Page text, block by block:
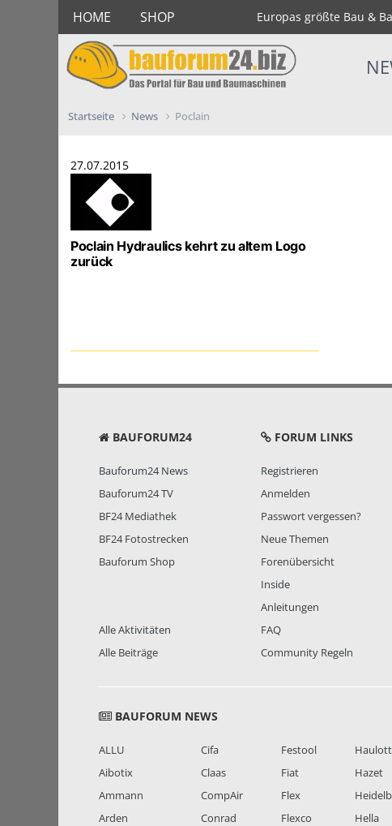
HOME SHOP Europas größte Bau &
Startseite News Poclain
27.07.2015
Poclain Hydraulics kehrt zu altem Logo
zurück
BAUFORUM24
Bauforum24 News
Bauforum24 TV
BF24 Mediathek
BF24 Fotostrecken
Bauforum Shop
Alle Aktivitäten
Alle Beiträge
FORUM LINKS
Registrieren
Anmelden
Passwort vergessen?
Neue Themen
Forenübersicht
Inside
Anleitungen
FAQ
Community Regeln
BAUFORUM NEWS
ALLU
Aibotix
Ammann
Arden
Cifa
Claas
CompAir
Conrad
Festool
Fiat
Flex
Flexco
Hazet
Hella